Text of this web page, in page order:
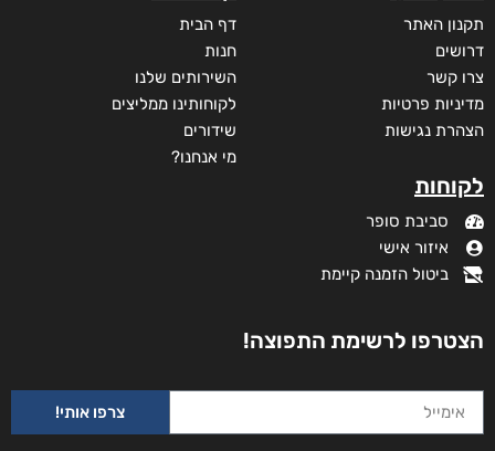
ניגונו של עוף החול
דורג
5.00
מתוך 5
₪ 29
–
46
דיגיטלי
₪35
₪29
מידע נוסף
תקנון האתר
קטגוריות
דף הבית